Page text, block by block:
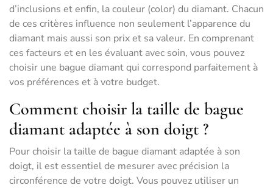
d’inclusions et enfin, la couleur (color) du diamant. Chacun
de ces critères influence non seulement l’apparence du
diamant mais aussi son prix et sa valeur. En comprenant
ces facteurs et en les évaluant avec soin, vous pouvez
choisir une bague diamant qui correspond parfaitement à
vos préférences et à votre budget.
Comment choisir la taille de bague
diamant adaptée à son doigt ?
Pour choisir la taille de bague diamant adaptée à son
doigt, il est essentiel de mesurer avec précision la
circonférence de votre doigt. Vous pouvez utiliser un